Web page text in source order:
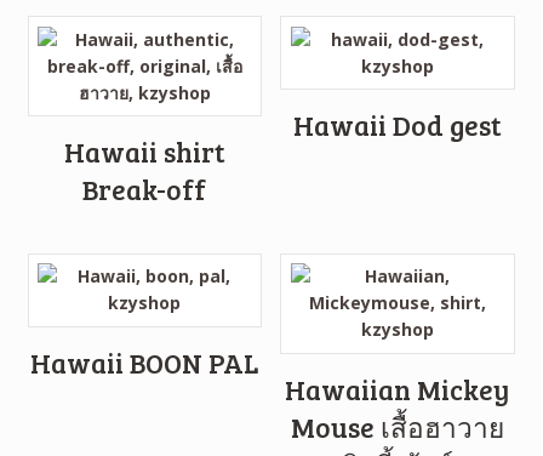
Hawaii shirt
Break-off
Hawaii Dod gest
Hawaii BOON PAL
Hawaiian Mickey
Mouse เสื้อฮาวาย